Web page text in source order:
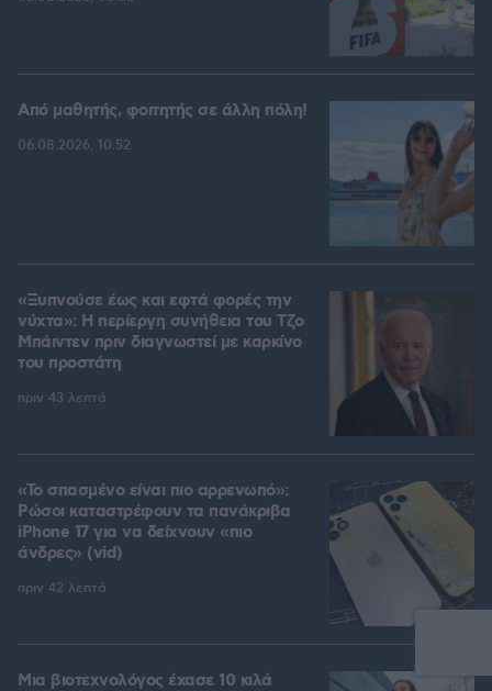
Από μαθητής, φοιτητής σε άλλη πόλη!
06.08.2026, 10:52
«Ξυπνούσε έως και εφτά φορές την
νύχτα»: Η περίεργη συνήθεια του Τζο
Μπάιντεν πριν διαγνωστεί με καρκίνο
του προστάτη
πριν 43 λεπτά
«Το σπασμένο είναι πιο αρρενωπό»:
Ρώσοι καταστρέφουν τα πανάκριβα
iPhone 17 για να δείχνουν «πιο
άνδρες» (vid)
πριν 42 λεπτά
Μια βιοτεχνολόγος έχασε 10 κιλά